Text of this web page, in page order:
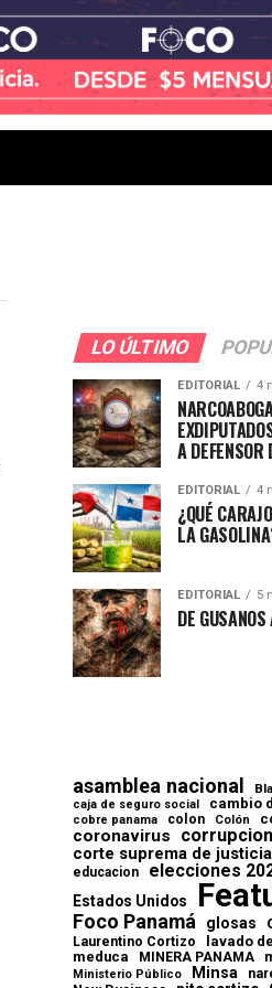
LO ÚLTIMO
EDITORIAL 4
A DEFENSOR
EDITORIAL 4
¿QUÉ
LA
EDITORIAL 5
DE
asamblea nacional
caja de seguro social cambio
cobre panama colon Colón
coronavirus corrupcion
corte suprema de justicia
educacion elecciones
Estados Unidos
Foco Panamá glosas
Laurentino Cortizo lavado
meduca MINERA PANAMA
Ministerio Público Minsa